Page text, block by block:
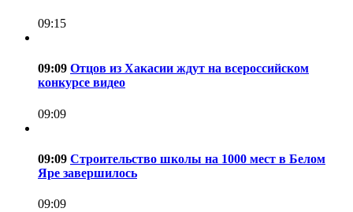
09:15
09:09 Отцов из Хакасии ждут на всероссийском
конкурсе видео
09:09
09:09 Строительство школы на 1000 мест в Белом
Яре завершилось
09:09